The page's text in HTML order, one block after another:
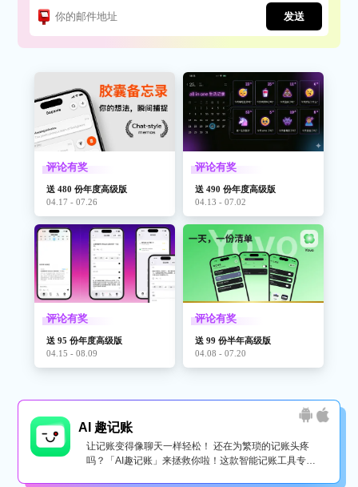
发送
评论有奖
送 480 份年度高级版
04.17 - 07.26
评论有奖
送 490 份年度高级版
04.13 - 07.02
评论有奖
送 95 份年度高级版
04.15 - 08.09
评论有奖
送 99 份半年高级版
04.08 - 07.20
AI 趣记账
让记账变得像聊天一样轻松！ 还在为繁琐的记账头疼
吗？「AI趣记账」来拯救你啦！这款智能记账工具专为